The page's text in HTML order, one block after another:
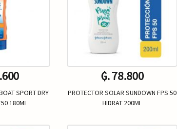
SPORT DRY
180ML
₲. 78.800
PROTECTOR SOLAR SUNDOWN FPS 50
HIDRAT 200ML